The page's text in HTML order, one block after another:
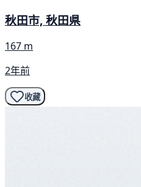
秋田市, 秋田県
167 m
2年前
收藏